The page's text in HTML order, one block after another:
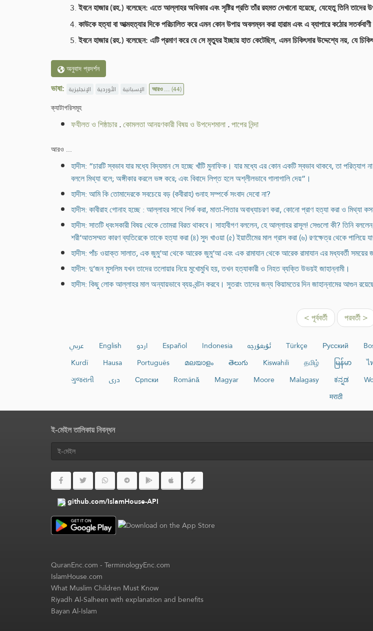
ইবনে হাজার (রহ.) বলেছেন: এতে আল্লাহর অধিকার এবং সৃষ্টির প্রতি তাঁর রহমত দেখানো হয়েছে, যেহেতু তিনি তাদের
কাউকে হত্যা বা আত্মহত্যার দিকে পরিচালিত করে এমন কোন উপায় অবলম্বন করা হারাম এবং এ ব্যাপারে কঠোর
ইবনে হাজার (রহ.) বলেছেন: এটি প্রমাণ করে যে সে মৃত্যুর ইচ্ছায় হাত কেটেছিল, এমন চিকিৎসার উদ্দেশ্যে নয়, যে
অনুবাদ প্রদর্শন
ভাষা: الإنجليزية الأوردية الإسبانية আরও ...(44)
ক্যাটাগরিসমূহ
ফযীলত ও শিষ্ঠাচার.কোমলতা আনয়ণকারী বিষয় ও উপদেশমালা.পাপের নিন্দা
আরও ...
হাদীস: “চারটি স্বভাব যার মধ্যে বিদ্যমান সে হচ্ছে খাঁটি মুনাফিক। যার মধ্যে এর কোন একটি স্বভাব থাকবে, তা
বললে মিথ্যা বলে; অঙ্গীকার করলে ভঙ্গ করে; এবং বিবাদে লিপ্ত হলে অশ্লীলভাবে গালাগালি দেয়”।
হাদীস: আমি কি তোমাদেরকে সবচেয়ে বড় (কবীরাহ) গুনাহ সম্পর্কে সংবাদ দেবো না?
হাদীস: কাবীরাহ গোনাহ হচ্ছে : আল্লাহর সাথে শির্ক করা, মাতা-পিতার অবাধ্যাচরণ করা, কোনো প্রাণ হত্যা করা ও মিথ্যা
হাদীস: সাতটি ধ্বংসকারী বিষয় থেকে তোমরা বিরত থাকবে। সাহাবীগণ বললেন, হে আল্লাহর রাসূল! সেগুলো কী? তিনি
শরী‘আতসম্মত কারণ ব্যতিরেকে তাকে হত্যা করা (৪) সুদ খাওয়া (৫) ইয়াতীমের মাল গ্রাস করা (৬) রণক্ষেত্র থেকে পালিয়ে
হাদীস: পাঁচ ওয়াক্ত সালাত, এক জুমু‘আ থেকে আরেক জুমু‘আ এবং এক রামাযান থেকে আরেক রামাযান এর মধ্যবর্তী সময়ের
হাদীস: দু’জন মুসলিম যখন তাদের তলোয়ার নিয়ে মুখোমুখি হয়, তখন হত্যাকারী ও নিহত ব্যক্তি উভয়ই জাহান্নামী।
হাদীস: কিছু লোক আল্লাহর মাল অন্যায়ভাবে ব্যয়-বন্টন করবে। সুতরাং তাদের জন্য কিয়ামতের দিন জাহান্নামের আগুন
< পূর্ববর্তী পরবর্তী >
عربي English اردو Español Indonesia ئۇيغۇرچە Türkçe Русский
Kurdî
Hausa Português മലയാളം తెలుగు Kiswahili தமிழ் မြန်မာ ไ
ગુજરાતી
دری Српски Română Magyar Moore Malagasy ಕನ್ನಡ
मराठी
ই-মেইল তালিকায় নিবন্ধন
github.com/IslamHouse-API
QuranEnc.com-TerminologyEnc.com
IslamHouse.com
What Muslim Children Must Know
Riyadh Al-Salheen with explanation and benefits
Bayan Al-Islam